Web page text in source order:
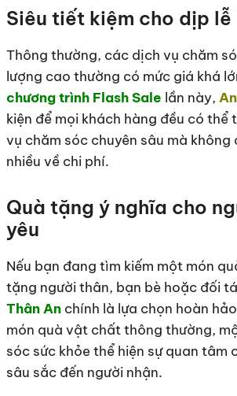
Siêu tiết kiệm cho dịp lễ
Thông thường, các dịch vụ chăm
lượng cao thường có mức giá khá
chương trình Flash Sale lần này,
kiện để mọi khách hàng đều có thể
vụ chăm sóc chuyên sâu mà không
nhiều về chi phí.
Quà tặng ý nghĩa cho
yêu
Nếu bạn đang tìm kiếm một món
tặng người thân, bạn bè hoặc đối
Thân Anchính là lựa chọn hoàn
món quà vật chất thông thường,
sóc sức khỏe thể hiện sự quan tâm
sâu sắc đến người nhận.